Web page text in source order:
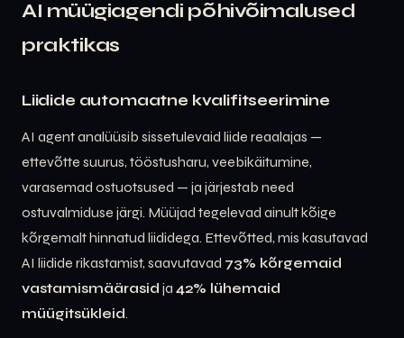
AI müügiagendi põhivõimalused
praktikas
Liidide automaatne kvalifitseerimine
AI agent analüüsib sissetulevaid liide reaalajas —
ettevõtte suurus, tööstusharu, veebikäitumine,
varasemad ostuotsused — ja järjestab need
ostuvalmiduse järgi. Müüjad tegelevad ainult kõige
kõrgemalt hinnatud liididega. Ettevõtted, mis kasutavad
AI liidide rikastamist, saavutavad 73% kõrgemaid
vastamismäärasid ja 42% lühemaid
müügitsükleid.